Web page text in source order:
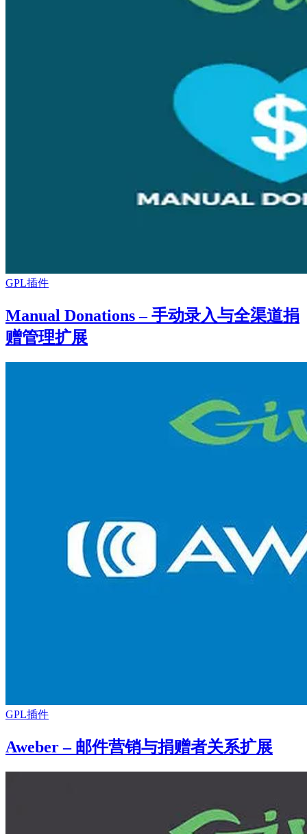
GPL插件
Manual Donations – 手动录入与全渠道捐
赠管理扩展
GPL插件
Aweber – 邮件营销与捐赠者关系扩展